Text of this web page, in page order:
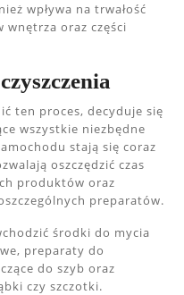
wpływa na trwałość
wnętrza oraz części
ten proces, decyduje się
wszystkie niezbędne
stają się coraz
oszczędzić czas
produktów oraz
preparatów.
środki do mycia
preparaty do
do szyb oraz
czy szczotki.